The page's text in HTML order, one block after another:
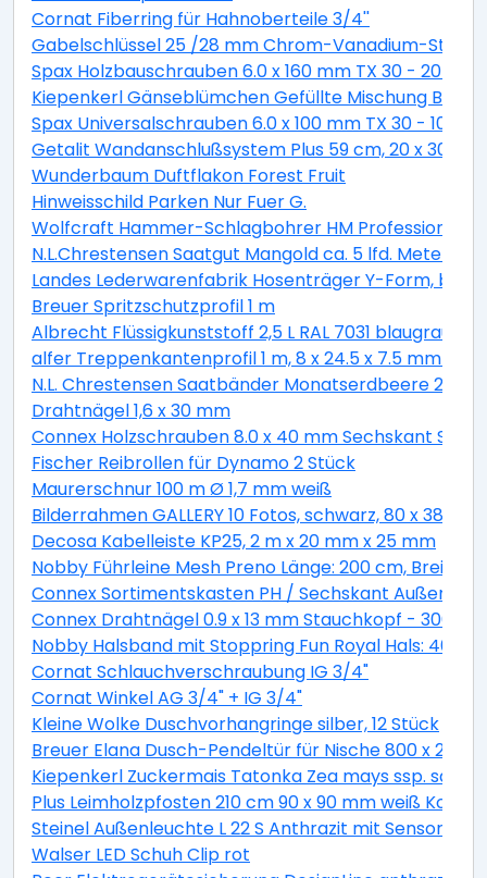
Cornat Fiberring für Hahnoberteile 3/4''
Gabelschlüssel 25 /28 mm Chrom-Vanadium-Stahl
Spax Holzbauschrauben 6.0 x 160 mm TX 30 - 20 Stk.
Kiepenkerl Gänseblümchen Gefüllte Mischung Bellis
Spax Universalschrauben 6.0 x 100 mm TX 30 - 10 Stk.
Getalit Wandanschlußsystem Plus 59 cm, 20 x 30
Wunderbaum Duftflakon Forest Fruit
Hinweisschild Parken Nur Fuer G.
Wolfcraft Hammer-Schlagbohrer HM Professional
N.L.Chrestensen Saatgut Mangold ca. 5 lfd. Meter
Landes Lederwarenfabrik Hosenträger Y-Form, breit,
Breuer Spritzschutzprofil 1 m
Albrecht Flüssigkunststoff 2,5 L RAL 7031 blaugrau
alfer Treppenkantenprofil 1 m, 8 x 24.5 x 7.5 mm
N.L. Chrestensen Saatbänder Monatserdbeere 2 m
Drahtnägel 1,6 x 30 mm
Connex Holzschrauben 8.0 x 40 mm Sechskant
Fischer Reibrollen für Dynamo 2 Stück
Maurerschnur 100 m Ø 1,7 mm weiß
Bilderrahmen GALLERY 10 Fotos, schwarz, 80 x 38 cm
Decosa Kabelleiste KP25, 2 m x 20 mm x 25 mm
Nobby Führleine Mesh Preno Länge: 200 cm, Breite:
Connex Sortimentskasten PH / Sechskant Außen -
Connex Drahtnägel 0.9 x 13 mm Stauchkopf - 300 g
Nobby Halsband mit Stoppring Fun Royal Hals: 40
Cornat Schlauchverschraubung IG 3/4"
Cornat Winkel AG 3/4" + IG 3/4"
Kleine Wolke Duschvorhangringe silber, 12 Stück
Breuer Elana Dusch-Pendeltür für Nische 800 x
Kiepenkerl Zuckermais Tatonka Zea mays ssp.
Plus Leimholzpfosten 210 cm 90 x 90 mm weiß Kopf
Steinel Außenleuchte L 22 S Anthrazit mit Sensor
Walser LED Schuh Clip rot